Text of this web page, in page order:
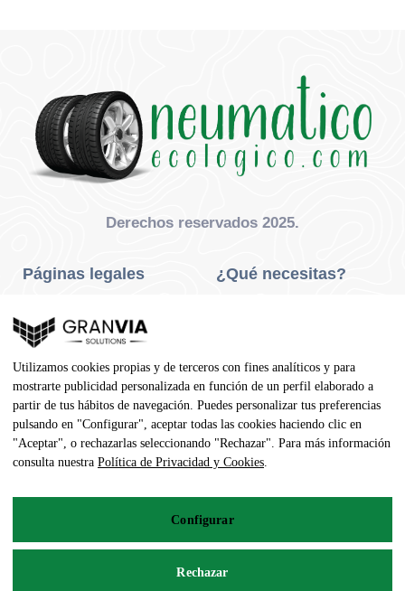
Derechos reservados 2025.
Páginas legales
Privacidad Y Cookies
Aviso Legal
Condiciones De Compra
Contacto
¿Qué necesitas?
Neumáticos Agrícola
Dirección
pedidos@neumaticoecologico.com
Utilizamos cookies propias y de terceros con fines analíticos y para
mostrarte publicidad personalizada en función de un perfil elaborado a
partir de tus hábitos de navegación. Puedes personalizar tus preferencias
pulsando en "Configurar", aceptar todas las cookies haciendo clic en
"Aceptar", o rechazarlas seleccionando "Rechazar". Para más información
consulta nuestra Política de Privacidad y Cookies.
Configurar
Rechazar